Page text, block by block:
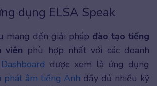
dụng ELSA Speak
mang đến giải pháp đào tạo tiếng
viên phù hợp nhất với các doanh
được xem là ứng dụng
phát âm tiếng Anh đầy đủ nhiều kỹ